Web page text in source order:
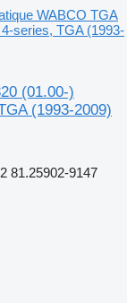
WABCO TGA
series, TGA (1993-
(01.00-)
(1993-2009)
81.25902-9147